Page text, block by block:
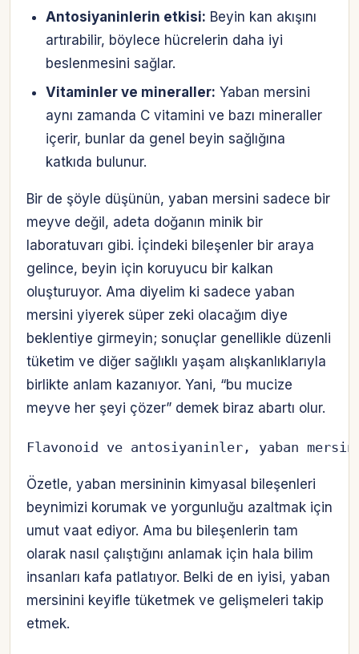
Antosiyaninlerin etkisi: Beyin kan akışını
artırabilir, böylece hücrelerin daha iyi
beslenmesini sağlar.
Vitaminler ve mineraller: Yaban mersini
aynı zamanda C vitamini ve bazı mineraller
içerir, bunlar da genel beyin sağlığına
katkıda bulunur.
Bir de şöyle düşünün, yaban mersini sadece bir
meyve değil, adeta doğanın minik bir
laboratuvarı gibi. İçindeki bileşenler bir araya
gelince, beyin için koruyucu bir kalkan
oluşturuyor. Ama diyelim ki sadece yaban
mersini yiyerek süper zeki olacağım diye
beklentiye girmeyin; sonuçlar genellikle düzenli
tüketim ve diğer sağlıklı yaşam alışkanlıklarıyla
birlikte anlam kazanıyor. Yani, “bu mucize
meyve her şeyi çözer” demek biraz abartı olur.
Flavonoid ve antosiyaninler, yaban
Özetle, yaban mersininin kimyasal bileşenleri
beynimizi korumak ve yorgunluğu azaltmak için
umut vaat ediyor. Ama bu bileşenlerin tam
olarak nasıl çalıştığını anlamak için hala bilim
insanları kafa patlatıyor. Belki de en iyisi, yaban
mersinini keyifle tüketmek ve gelişmeleri takip
etmek.